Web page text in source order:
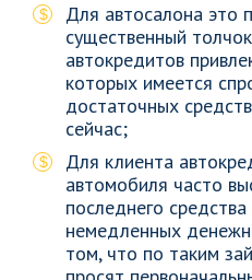
Для автосалона это
существенный
автокредитов
которых имеется
достаточных
сейчас;
Для клиента
автомобиля часто
последнего
немедленных
том, что по таким